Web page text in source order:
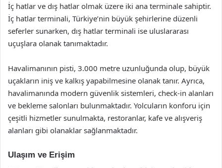
İç hatlar ve dış hatlar olmak üzere iki ana terminale sahiptir.
İç hatlar terminali, Türkiye’nin büyük şehirlerine düzenli
seferler sunarken, dış hatlar terminali ise uluslararası
uçuşlara olanak tanımaktadır.
Havalimanının pisti, 3.000 metre uzunluğunda olup, büyük
uçakların iniş ve kalkış yapabilmesine olanak tanır. Ayrıca,
havalimanında modern güvenlik sistemleri, check-in alanları
ve bekleme salonları bulunmaktadır. Yolcuların konforu için
çeşitli hizmetler sunulmakta, restoranlar, kafe ve alışveriş
alanları gibi olanaklar sağlanmaktadır.
Ulaşım ve Erişim